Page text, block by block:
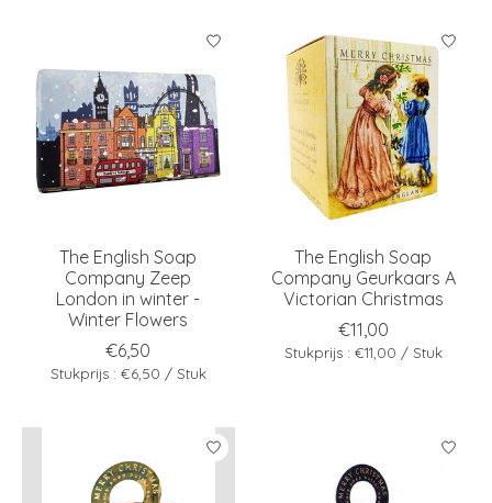
The English Soap
Company Zeep
London in winter -
Winter Flowers
€6,50
Stukprijs : €6,50 / Stuk
The English Soap
Company Geurkaars A
Victorian Christmas
€11,00
Stukprijs : €11,00 / Stuk